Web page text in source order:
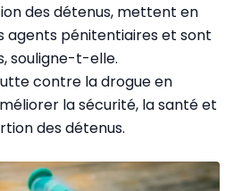
des détenus, mettent en
agents pénitentiaires et sont
souligne-t-elle.
contre la drogue en
la sécurité, la santé et
des détenus.